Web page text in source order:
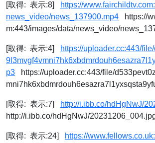
[取得: 表示:8]
https://
news_video/news_137900.mp4 https://
m:443/images/data/news_video/
[取得: 表示:4]
https://uploader.cc:443/
p3 https://uploader.cc:443/file/
[取得: 表示:7]
http://i.ibb.co/hdHgNwJ/
http://i.ibb.co/hdHgNwJ/
[取得: 表示:24]
https://